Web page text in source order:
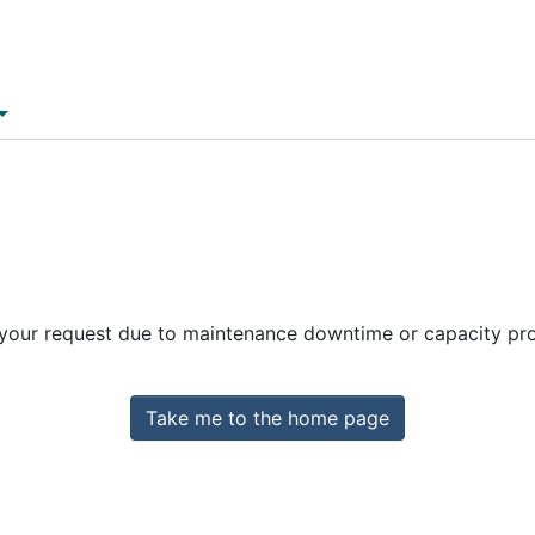
request due to maintenance downtime or capacity
Take me to the home page